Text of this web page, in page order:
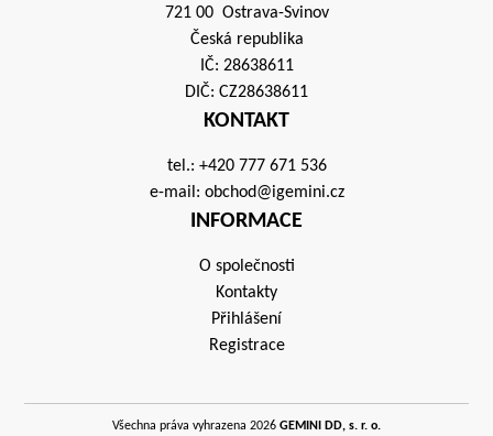
721 00 Ostrava-Svinov
Česká republika
IČ: 28638611
DIČ: CZ28638611
KONTAKT
tel.: +420 777 671 536
e-mail: obchod@igemini.cz
INFORMACE
O společnosti
Kontakty
Přihlášení
Registrace
Všechna práva vyhrazena 2026 GEMINI DD, s. r. o.